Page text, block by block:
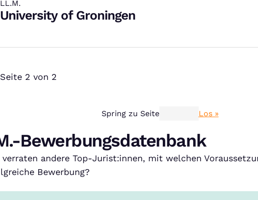
LL.M.
:
University of Groningen
Seite 2 von 2
Spring zu Seite Los »
Bewerbungsdatenbank
andere Top-Jurist:innen, mit welchen
Bewerbung?